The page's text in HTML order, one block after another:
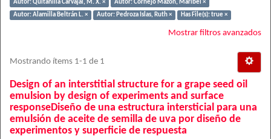
Autor: Quitanilla Carvajal, M. X. ×
Autor: Cornejo Mazón, Maribel ×
Autor: Alamilla Beltrán L. ×
Autor: Pedroza Islas, Ruth × Has File(s): true ×
Mostrar filtros avanzados
Mostrando ítems 1-1 de 1
Design of an interstitial structure for a grape seed oil
emulsion by design of experiments and surface
responseDiseño de una estructura intersticial para una
emulsión de aceite de semilla de uva por diseño de
experimentos y superficie de respuesta